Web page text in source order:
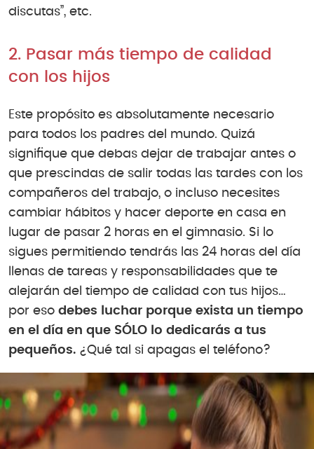
discutas”, etc.
2. Pasar más tiempo de calidad
con los hijos
Este propósito es absolutamente necesario
para todos los padres del mundo. Quizá
signifique que debas dejar de trabajar antes o
que prescindas de salir todas las tardes con los
compañeros del trabajo, o incluso necesites
cambiar hábitos y hacer deporte en casa en
lugar de pasar 2 horas en el gimnasio. Si lo
sigues permitiendo tendrás las 24 horas del día
llenas de tareas y responsabilidades que te
alejarán del tiempo de calidad con tus hijos…
por eso debes luchar porque exista un tiempo
en el día en que SÓLO lo dedicarás a tus
pequeños. ¿Qué tal si apagas el teléfono?